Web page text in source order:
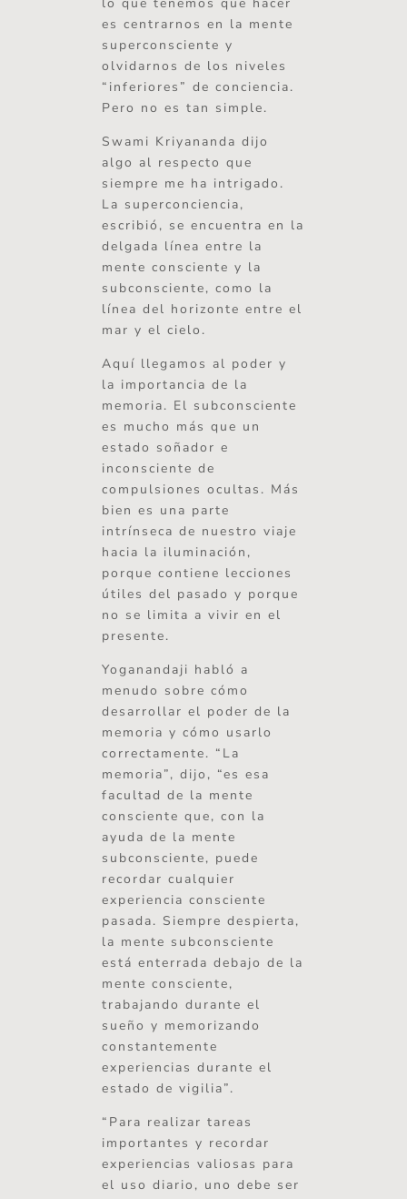
es centrarnos en la mente
superconsciente y
olvidarnos de los niveles
“inferiores” de conciencia.
Pero no es tan simple.
Swami Kriyananda dijo
algo al respecto que
siempre me ha intrigado.
La superconciencia,
escribió, se encuentra en la
delgada línea entre la
mente consciente y la
subconsciente, como la
línea del horizonte entre el
mar y el cielo.
Aquí llegamos al poder y
la importancia de la
memoria. El subconsciente
es mucho más que un
estado soñador e
inconsciente de
compulsiones ocultas. Más
bien es una parte
intrínseca de nuestro viaje
hacia la iluminación,
porque contiene lecciones
útiles del pasado y porque
no se limita a vivir en el
presente.
Yoganandaji habló a
menudo sobre cómo
desarrollar el poder de la
memoria y cómo usarlo
correctamente. “La
memoria”, dijo, “es esa
facultad de la mente
consciente que, con la
ayuda de la mente
subconsciente, puede
recordar cualquier
experiencia consciente
pasada. Siempre despierta,
la mente subconsciente
está enterrada debajo de la
mente consciente,
trabajando durante el
sueño y memorizando
constantemente
experiencias durante el
estado de vigilia”.
“Para realizar tareas
importantes y recordar
experiencias valiosas para
el uso diario, uno debe ser